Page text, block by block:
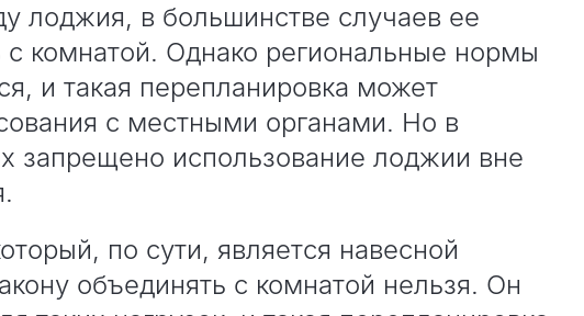
лоджия, в большинстве случаев ее
комнатой. Однако региональные нормы
и такая перепланировка может
с местными органами. Но в
запрещено использование лоджии вне
по сути, является навесной
объединять с комнатой нельзя. Он